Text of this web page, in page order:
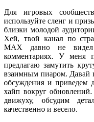
Для игровых
используйте сленг и
близки молодой
Хей, твой канал по
MAX давно не видел
комментариях. У
предлагаю замутить
взаимным пиаром. Давай
обсуждения и приведем
хайп вокруг
движуху, обсудим
качественно и весело.